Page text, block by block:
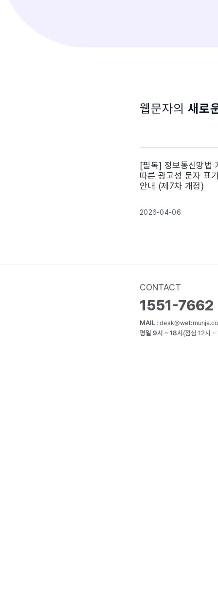
웹문자의 새로
[필독] 정보통신망법
따른 광고성 문자 표
안내 (제7차 개정)
2026-04-06
CONTACT
1551-7662
MAIL :
평일 9시 ~ 18시(점심 12시